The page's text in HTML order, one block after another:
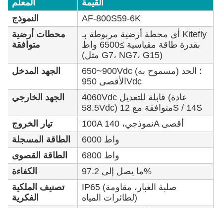
المعلم
القيمة
النموذج
AF-800S59-6K
محطات أرضية
متوافقة
أي محطة أرضية مربوطة بـ Kitefly
بقدرة طاقة مقياسية ≥6500 واط
(مثل G7، NG7، G15)
الجهد المدخل
650~900Vdc (مسموح به) ؛ الحد
الأقصى 950Vdc
الجهد الخارجي
4060Vdc قابلة للتعديل (عادة
58.5Vdc) متوافقة مع 12S / 14S
تيار الخروج
100A نموذجي، 140A أقصى
الطاقة المسجلة
6000 واط
الطاقة القصوى
6800 واط
الكفاءة
ما يصل إلى 97.2%
تصنيف الملكية
الفكرية
IP65 (صلبة الغبار، مقاومة
لطائرات المياه)